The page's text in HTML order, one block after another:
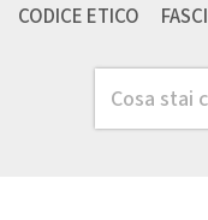
Cerca
CODICE ETICO